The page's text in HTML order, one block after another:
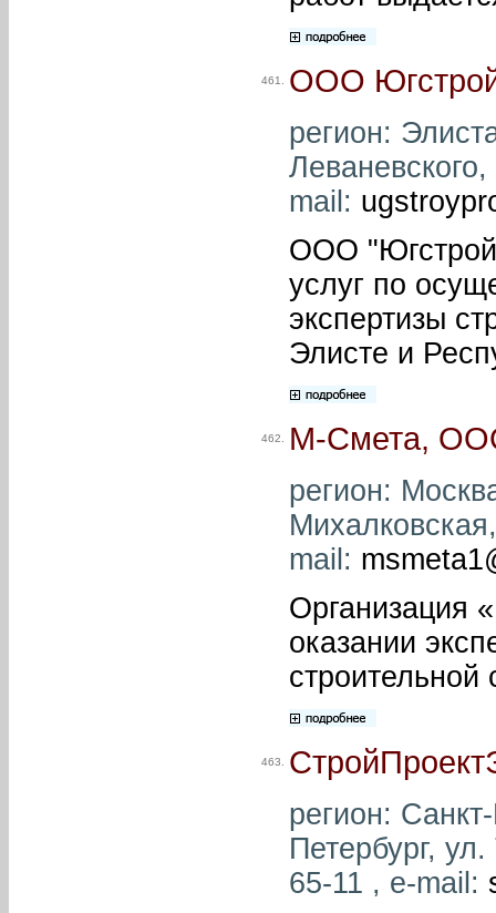
461. ООО
регион:
mail:
ООО
услуг по
экспертизы
Элисте и
462. М-Смета,
регион:
mail:
Организация
оказании
строительной
463.
регион:
Петербург,
65-11 , e-mail: